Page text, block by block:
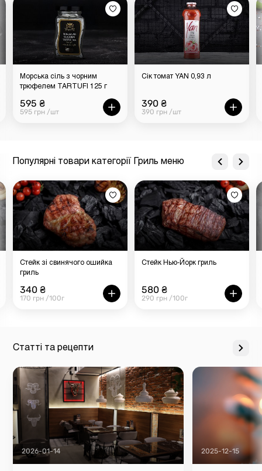
Замовляйте біфштекс Dry-aged гриль від «М`ясторії»,
щоб ми доставили страву за вашою адресою в Києві.
Кухарі «М`ясторії» приготують быфштекс і дбайливо
запакують його, щоб він гарантовано потрапив на ваш
стіл гарячим і соковитим.
Морська сіль з чорним
трюфелем TARTUFI 125 г
595 ₴
595 грн /шт
Сік томат YAN 0,93 л
390 ₴
390 грн /шт
Популярні товари категорії Гриль меню
Стейк зі свинячого ошийка
гриль
340 ₴
170 грн /100г
Стейк Нью-Йорк гриль
580 ₴
290 грн /100г
Статті та рецепти
2026-01-14 2025-12-15